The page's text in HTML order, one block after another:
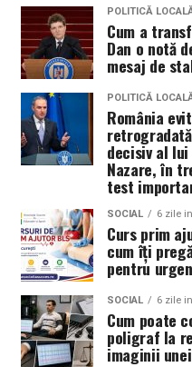
POLITICĂ
Cum a
Dan o notă
mesaj de
POLITICĂ
România
retrogradată
decisiv al
Nazare, în
test
SOCIAL 6 zile
Curs prim
cum îți
pentru
SOCIAL 6 zile
Cum poate
poligraf la
imaginii